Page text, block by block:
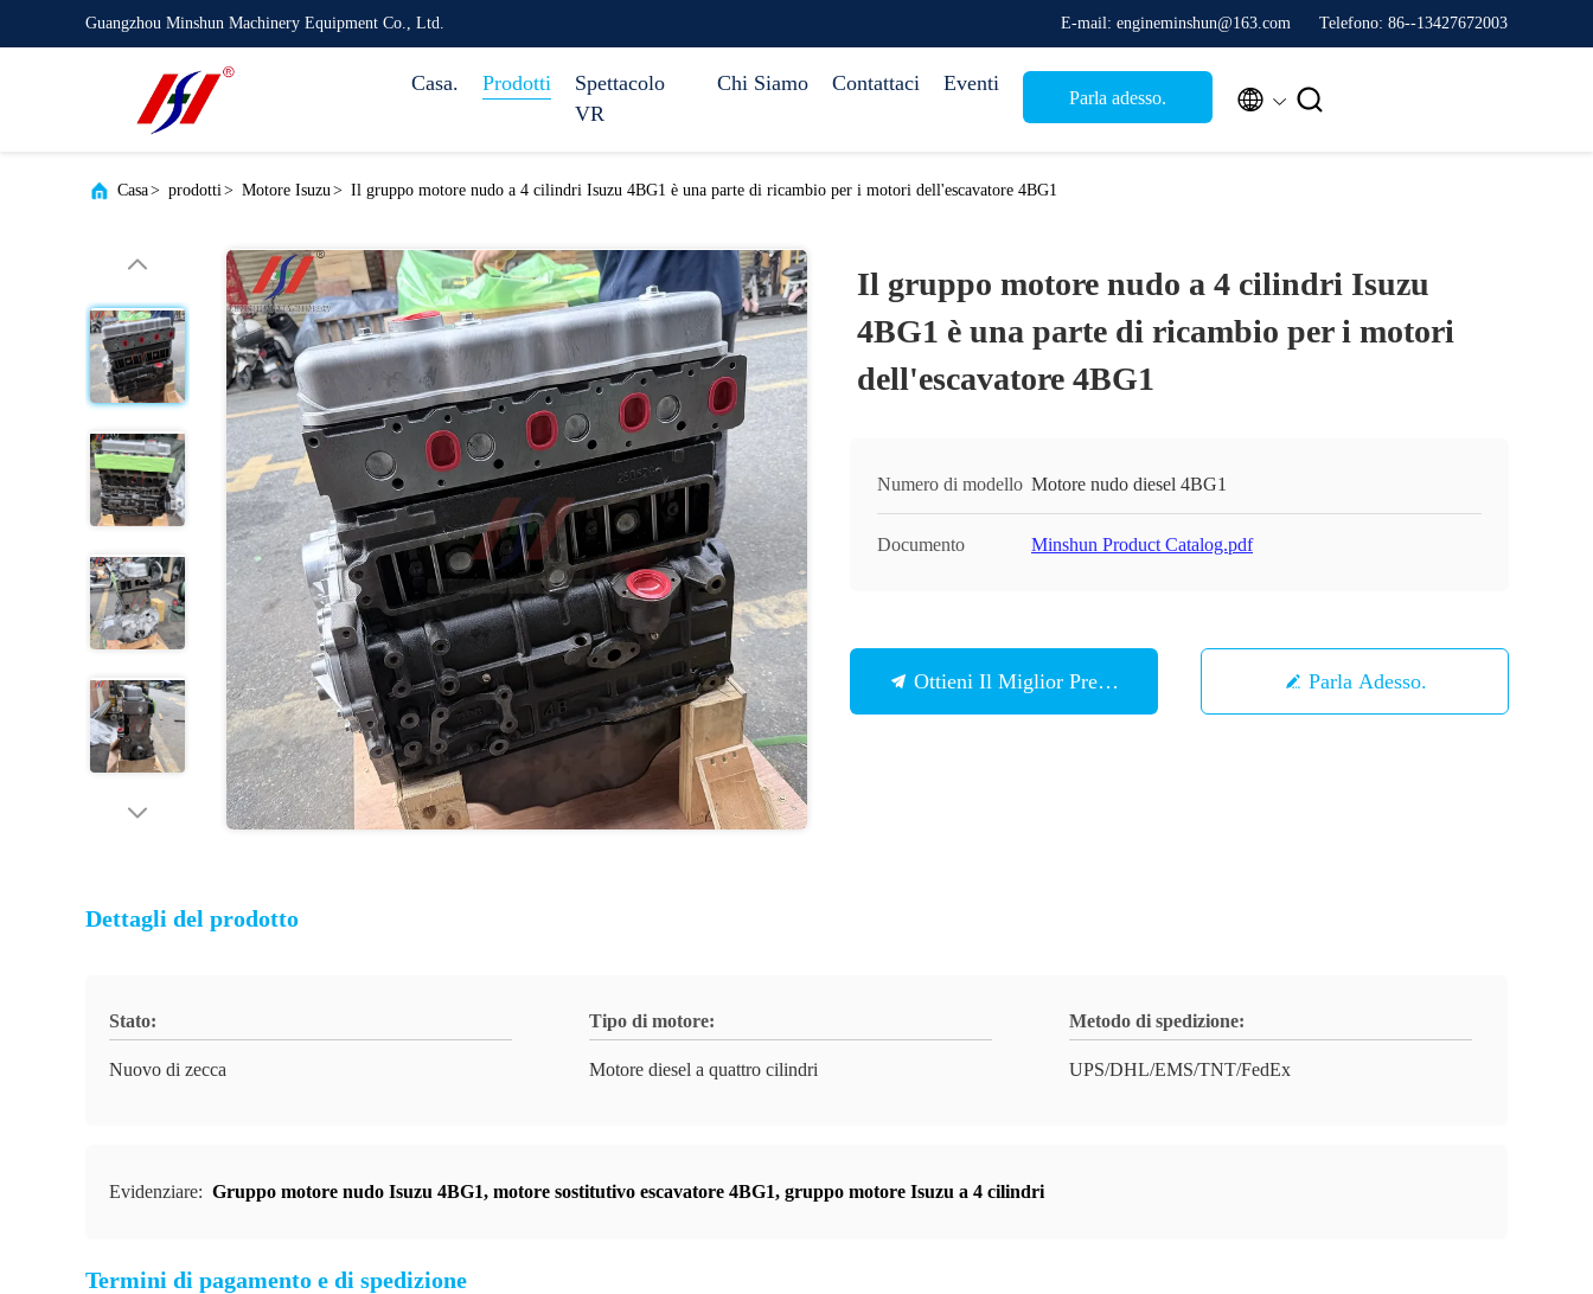
Guangzhou Minshun Machinery Equipment Co., Ltd. E-mail: engineminshun@163.com Telefono: 86--13427672003
Casa. Prodotti
Spettacolo
VR
Chi Siamo Contattaci Eventi
Parla adesso.  
Casa> prodotti> Motore Isuzu> Il gruppo motore nudo a 4 cilindri Isuzu 4BG1 è una parte di ricambio per i motori dell'escavatore 4BG1
Il gruppo motore nudo a 4 cilindri Isuzu
4BG1 è una parte di ricambio per i motori
dell'escavatore 4BG1
Numero di modello Motore nudo diesel 4BG1
Documento Minshun Product Catalog.pdf
Ottieni Il Miglior Prezzo Parla Adesso.
Dettagli del prodotto
Stato:
Nuovo di zecca
Tipo di motore:
Motore diesel a quattro cilindri
Metodo di spedizione:
UPS/DHL/EMS/TNT/FedEx
Evidenziare: Gruppo motore nudo Isuzu 4BG1, motore sostitutivo escavatore 4BG1, gruppo motore Isuzu a 4 cilindri
Termini di pagamento e di spedizione